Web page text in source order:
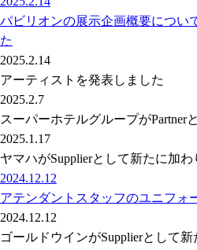
パビリオンの展示企画概要につい
た
2025.2.14
アーティストを発表しました
2025.2.7
スーパーホテルグループがPartner
2025.1.17
ヤマハがSupplierとして新たに加わ
2024.12.12
アテンダントスタッフのユニフォ
2024.12.12
ゴールドウインがSupplierとして